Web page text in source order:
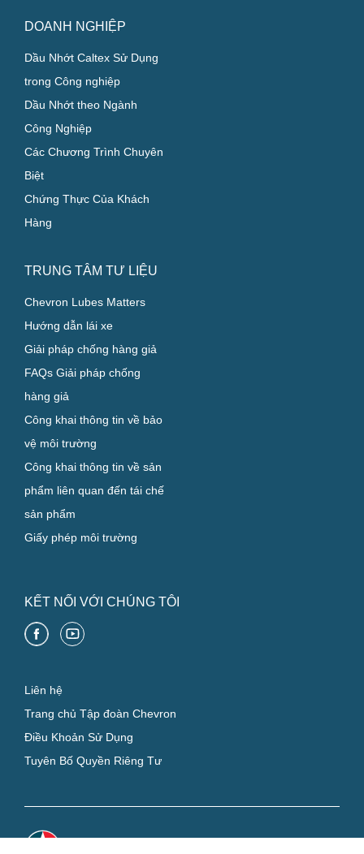
DOANH NGHIỆP
Dầu Nhớt Caltex Sử Dụng
trong Công nghiệp
Dầu Nhớt theo Ngành
Công Nghiệp
Các Chương Trình Chuyên
Biệt
Chứng Thực Của Khách
Hàng
TRUNG TÂM TƯ LIỆU
Chevron Lubes Matters
Hướng dẫn lái xe
Giải pháp chống hàng giả
FAQs Giải pháp chống
hàng giả
Công khai thông tin về bảo
vệ môi trường
Công khai thông tin về sản
phẩm liên quan đến tái chế
sản phẩm
Giấy phép môi trường
KẾT NỐI VỚI CHÚNG TÔI
Liên hệ
Trang chủ Tập đoàn Chevron
Điều Khoản Sử Dụng
Tuyên Bố Quyền Riêng Tư